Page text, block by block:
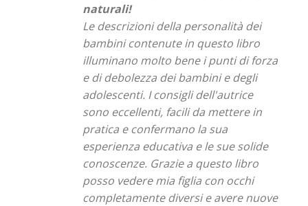
naturali!
Le descrizioni della personalità dei
bambini contenute in questo libro
illuminano molto bene i punti di forza
e di debolezza dei bambini e degli
adolescenti. I consigli dell'autrice
sono eccellenti, facili da mettere in
pratica e confermano la sua
esperienza educativa e le sue solide
conoscenze. Grazie a questo libro
posso vedere mia figlia con occhi
completamente diversi e avere nuove